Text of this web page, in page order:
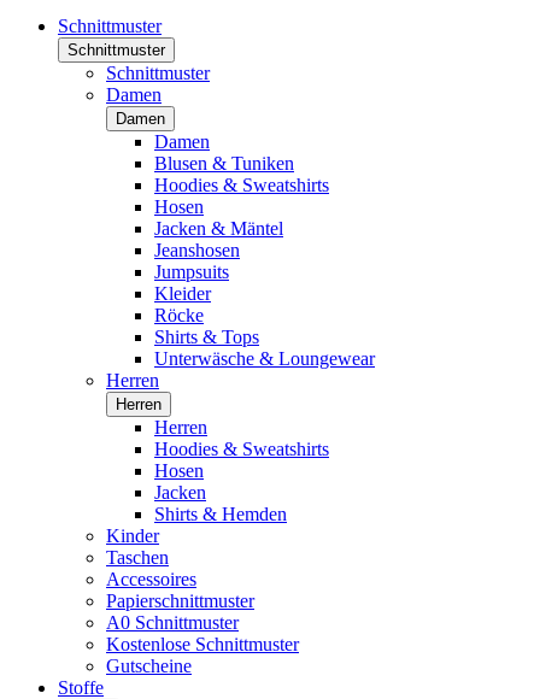
Schnittmuster
Schnittmuster
Schnittmuster
Damen
Damen
Damen
Blusen & Tuniken
Hoodies & Sweatshirts
Hosen
Jacken & Mäntel
Jeanshosen
Jumpsuits
Kleider
Röcke
Shirts & Tops
Unterwäsche & Loungewear
Herren
Herren
Herren
Hoodies & Sweatshirts
Hosen
Jacken
Shirts & Hemden
Kinder
Taschen
Accessoires
Papierschnittmuster
A0 Schnittmuster
Kostenlose Schnittmuster
Gutscheine
Stoffe